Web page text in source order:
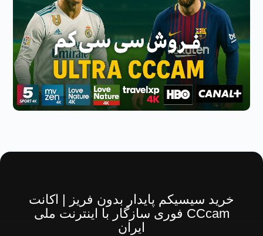
خرید سیسیکم پایدار بدون فریز | اکانت
CCcam فوری سازگار با اینترنت ملی
ایران